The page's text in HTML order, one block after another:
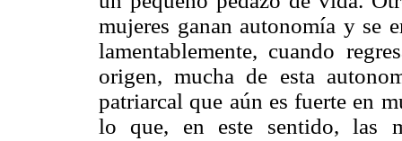
mujeres ganan autonomía y se
lamentablemente, cuando
origen, mucha de esta
patriarcal que aún es fuerte en
lo que, en este sentido, las